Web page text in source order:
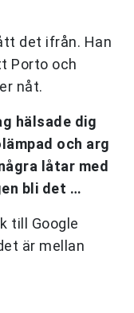
det ifrån. Han
Porto och
nåt.
hälsade dig
och arg
låtar med
bli det …
till Google
är mellan